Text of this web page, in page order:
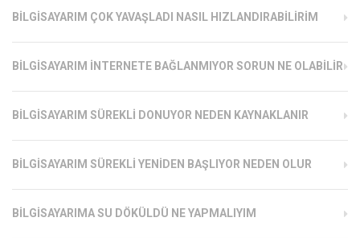
BILGISAYARIM ÇOK YAVAŞLADI NASIL HIZLANDIRABILIRIM
BILGISAYARIM İNTERNETE BAĞLANMIYOR SORUN NE OLABILIR
BILGISAYARIM SÜREKLI DONUYOR NEDEN KAYNAKLANIR
BILGISAYARIM SÜREKLI YENIDEN BAŞLIYOR NEDEN OLUR
BILGISAYARIMA SU DÖKÜLDÜ NE YAPMALIYIM